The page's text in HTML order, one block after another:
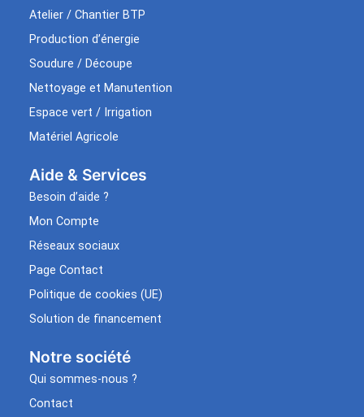
Atelier / Chantier BTP
Production d’énergie
Soudure / Découpe
Nettoyage et Manutention
Espace vert / Irrigation
Matériel Agricole
Aide & Services​
Besoin d’aide ?
Mon Compte
Réseaux sociaux
Page Contact
Politique de cookies (UE)
Solution de financement
Notre société
Qui sommes-nous ?
Contact